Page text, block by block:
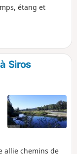
étang et
Siros
allie chemins de